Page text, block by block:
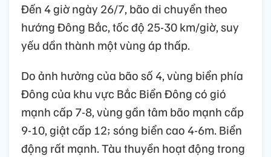
Đến 4 giờ ngày 26/7, bão di chuyển theo
hướng Đông Bắc, tốc độ 25-30 km/giờ, suy
yếu dần thành một vùng áp thấp.
Do ảnh hưởng của bão số 4, vùng biển phía
Đông của khu vực Bắc Biển Đông có gió
mạnh cấp 7-8, vùng gần tâm bão mạnh cấp
9-10, giật cấp 12; sóng biển cao 4-6m. Biển
động rất mạnh. Tàu thuyền hoạt động trong